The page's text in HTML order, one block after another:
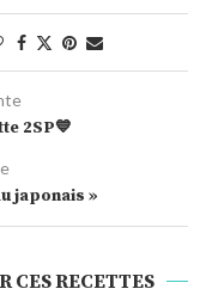
2SP💙
japonais »
CES RECETTES